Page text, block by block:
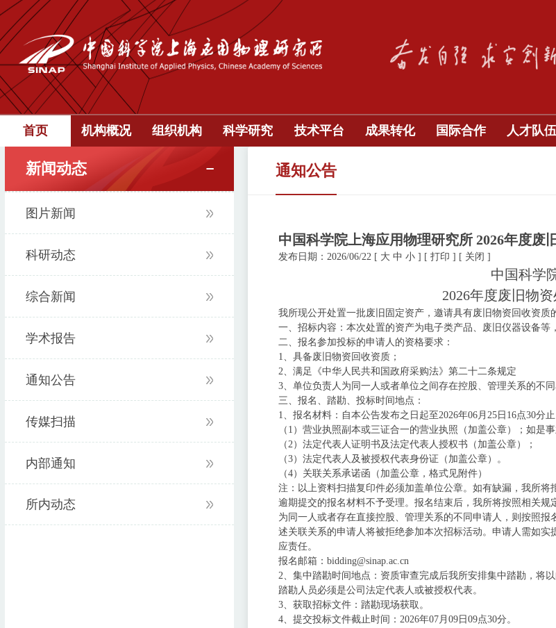
首页 机构概况 组织机构 科学研究 技术平台 成果转化 国际合作 人才队伍
新闻动态
图片新闻
科研动态
综合新闻
学术报告
通知公告
传媒扫描
内部通知
所内动态
通知公告
中国科学院上海应用物理研究所 2026年度废
发布日期：2026/06/22 [ 大 中 小 ] [ 打印 ] [ 关闭 ]
中国科学
2026年度废旧物
我所现公开处置一批废旧固定资产，邀请具有废旧物资回收资质
一、招标内容：本次处置的资产为电子类产品、废旧仪器设备等
二、报名参加投标的申请人的资格要求：
1、具备废旧物资回收资质；
2、满足《中华人民共和国政府采购法》第二十二条规定
3、单位负责人为同一人或者单位之间存在控股、管理关系的不
三、报名、踏勘、投标时间地点：
1、报名材料：自本公告发布之日起至2026年06月25日16点30分
（1）营业执照副本或三证合一的营业执照（加盖公章）；如是
（2）法定代表人证明书及法定代表人授权书（加盖公章）；
（3）法定代表人及被授权代表身份证（加盖公章）。
（4）关联关系承诺函（加盖公章，格式见附件）
注：以上资料扫描复印件必须加盖单位公章。如有缺漏，我所将
逾期提交的报名材料不予受理。报名结束后，我所将按照相关
为同一人或者存在直接控股、管理关系的不同申请人，则按照
述关联关系的申请人将被拒绝参加本次招标活动。申请人需如
应责任。
报名邮箱：bidding@sinap.ac.cn
2、集中踏勘时间地点：资质审查完成后我所安排集中踏勘，将
踏勘人员必须是公司法定代表人或被授权代表。
3、获取招标文件：踏勘现场获取。
4、提交投标文件截止时间：2026年07月09日09点30分。